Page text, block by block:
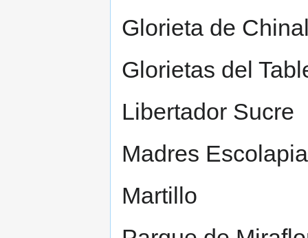
Glorieta de
Glorietas del
Libertador Sucre
Madres
Martillo